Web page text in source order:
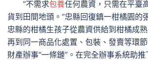
“不需求包養任何農資，只需在平臺
貨到田間地頭。”忠縣回復鎮一柑橘園的
忠縣的柑橘生孩子從農資供給到柑橘成
再到同一商品化處置、包裝、發賣等環
財產辦事“一條鏈”。在完全辦事系統助推